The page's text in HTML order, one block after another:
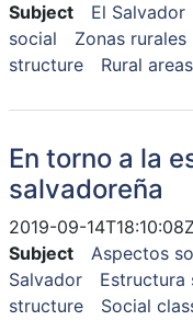
Subject
El Salvador
social
Zonas rurales
structure
Rural areas
En torno a la
salvadoreña
2019-09-14T18:10:08Z
Subject
Aspectos
Salvador
Estructura
structure
Social